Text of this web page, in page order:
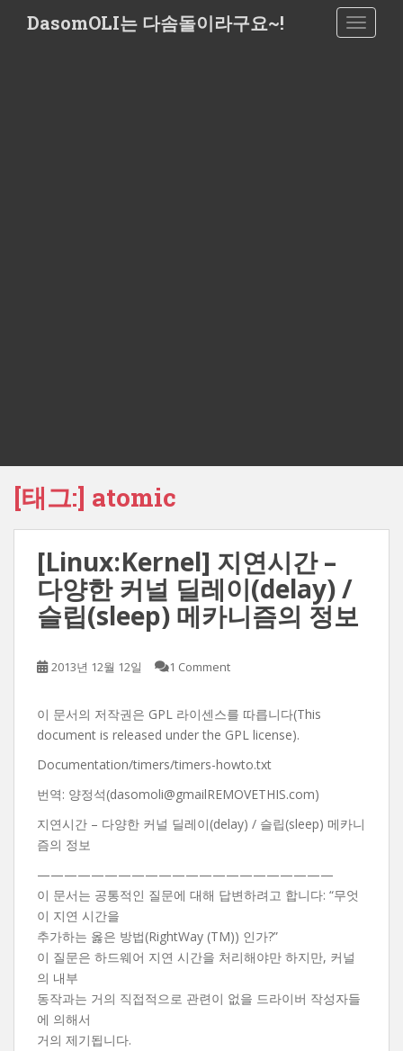
DasomOLI는 다솜돌이라구요~!
[태그:] atomic
[Linux:Kernel] 지연시간 –
다양한 커널 딜레이(delay) /
슬립(sleep) 메카니즘의 정보
2013년 12월 12일 1 Comment
이 문서의 저작권은 GPL 라이센스를 따릅니다(This
document is released under the GPL license).
Documentation/timers/timers-howto.txt
번역: 양정석(dasomoli@gmailREMOVETHIS.com)
지연시간 – 다양한 커널 딜레이(delay) / 슬립(sleep) 메카니
즘의 정보
——————————————————————
이 문서는 공통적인 질문에 대해 답변하려고 합니다: “무엇
이 지연 시간을
추가하는 옳은 방법(RightWay (TM)) 인가?”
이 질문은 하드웨어 지연 시간을 처리해야만 하지만, 커널
의 내부
동작과는 거의 직접적으로 관련이 없을 드라이버 작성자들
에 의해서
거의 제기됩니다.